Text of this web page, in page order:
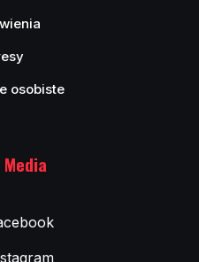
osobiste